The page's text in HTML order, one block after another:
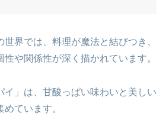
世界では、料理が魔法と結びつき、
や関係性が深く描かれています。
イ」は、甘酸っぱい味わいと美しい
ています。